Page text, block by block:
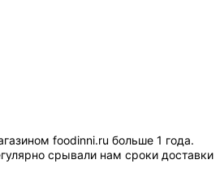
foodinni.ru больше 1 года.
срывали нам сроки доставки